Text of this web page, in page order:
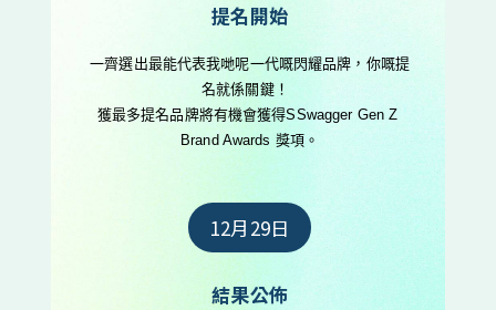
提名開始
一齊選出最能代表我哋呢一代嘅閃耀品牌，你嘅提
名就係關鍵！
獲最多提名品牌將有機會獲得SSwagger Gen Z
Brand Awards 獎項。
12月29日
結果公佈